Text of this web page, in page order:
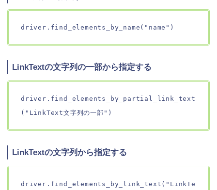
driver.find_elements_by_name("name")
LinkTextの文字列の一部から指定する
driver.find_elements_by_partial_link_text
("LinkText文字列の一部")
LinkTextの文字列から指定する
driver.find_elements_by_link_text("LinkTe